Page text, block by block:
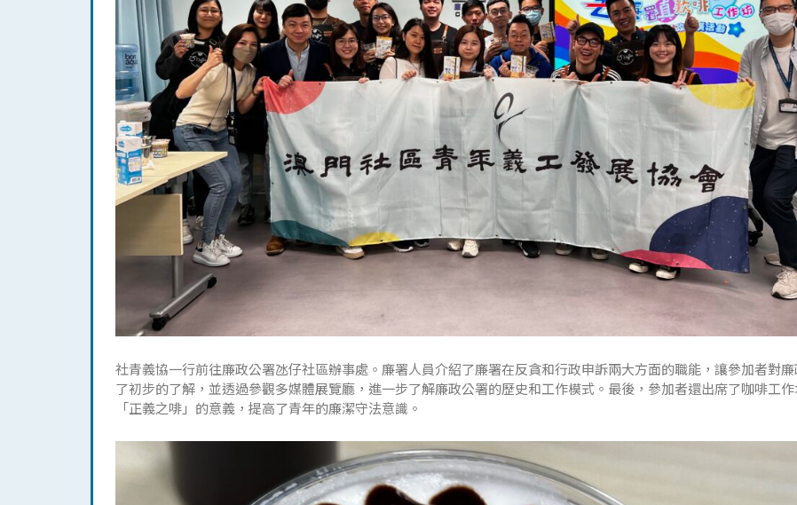
社青義協一行前往廉政公署氹仔社區辦事處。廉署人員介紹了廉署在反貪和行政申訴兩大方面的職能，讓參加者對
了初步的了解，並透過參觀多媒體展覽廳，進一步了解廉政公署的歷史和工作模式。最後，參加者還出席了咖啡工
「正義之啡」的意義，提高了青年的廉潔守法意識。